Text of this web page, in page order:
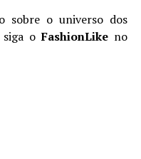
sobre o universo dos
siga oFashionLike no